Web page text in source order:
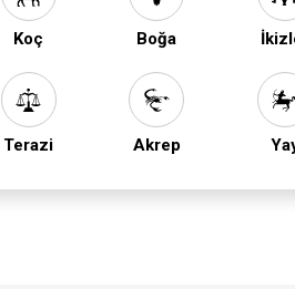
Koç Boğa
Terazi Akrep